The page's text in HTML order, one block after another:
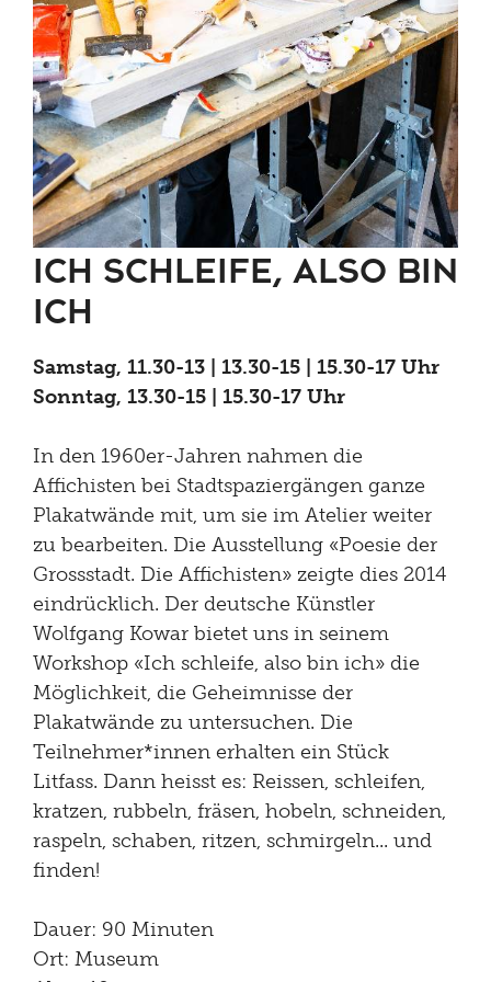
Brunch
Kontakt
Late Thursday Menu
Ich schleife, also bin
ich
Samstag, 11.30-13 | 13.30-15 | 15.30-17 Uhr
Sonntag, 13.30-15 | 15.30-17 Uhr
In den 1960er-Jahren nahmen die
Affichisten bei Stadtspaziergängen ganze
Plakatwände mit, um sie im Atelier weiter
zu bearbeiten. Die Ausstellung «Poesie der
Grossstadt. Die Affichisten» zeigte dies 2014
eindrücklich. Der deutsche Künstler
Wolfgang Kowar bietet uns in seinem
Workshop «Ich schleife, also bin ich» die
Möglichkeit, die Geheimnisse der
Plakatwände zu untersuchen. Die
Teilnehmer*innen erhalten ein Stück
Litfass. Dann heisst es: Reissen, schleifen,
kratzen, rubbeln, fräsen, hobeln, schneiden,
raspeln, schaben, ritzen, schmirgeln... und
finden!
Dauer: 90 Minuten
Ort: Museum